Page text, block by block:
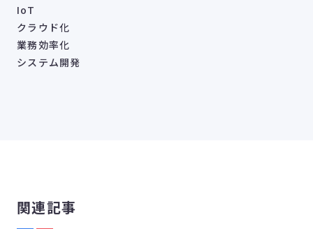
IoT
クラウド化
業務効率化
システム開発
関連記事